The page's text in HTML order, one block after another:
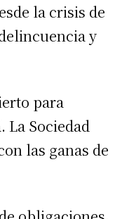
la crisis de
y
para
La Sociedad
las ganas de